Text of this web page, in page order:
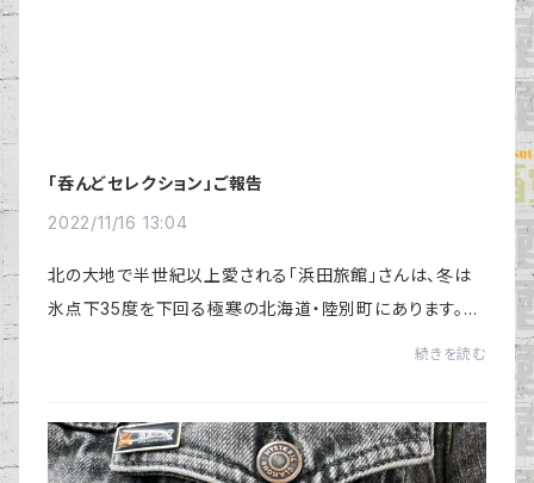
「呑んどセレクション」ご報告
2022/11/16 13:04
北の大地で半世紀以上愛される「浜田旅館」さんは、冬は
氷点下35度を下回る極寒の北海道・陸別町にあります。浜
続きを読む